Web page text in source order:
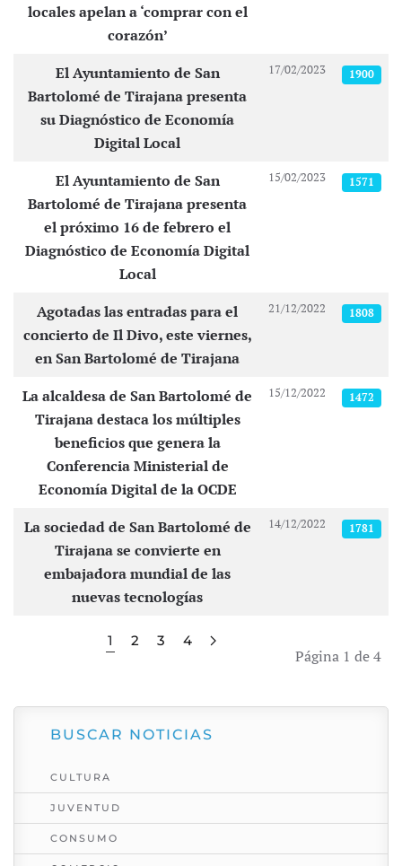
locales apelan a ‘comprar con el
corazón’
El Ayuntamiento de San
Bartolomé de Tirajana presenta
su Diagnóstico de Economía
Digital Local
17/02/2023 1900
El Ayuntamiento de San
Bartolomé de Tirajana presenta
el próximo 16 de febrero el
Diagnóstico de Economía Digital
Local
15/02/2023 1571
Agotadas las entradas para el
concierto de Il Divo, este viernes,
en San Bartolomé de Tirajana
21/12/2022 1808
La alcaldesa de San Bartolomé de
Tirajana destaca los múltiples
beneficios que genera la
Conferencia Ministerial de
Economía Digital de la OCDE
15/12/2022 1472
La sociedad de San Bartolomé de
Tirajana se convierte en
embajadora mundial de las
nuevas tecnologías
14/12/2022 1781
Página 1 de 4
1 2 3 4
BUSCAR NOTICIAS
CULTURA
JUVENTUD
CONSUMO